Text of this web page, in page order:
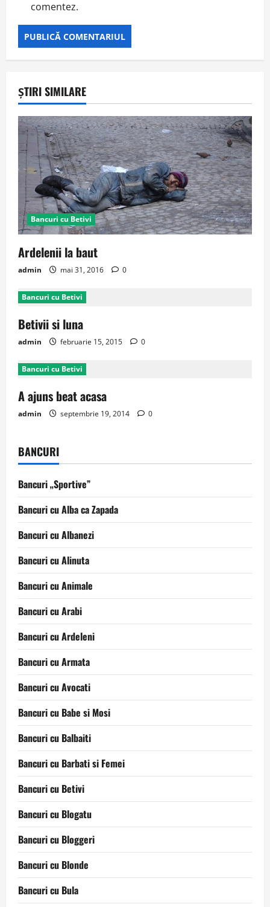
comentez.
ȘTIRI SIMILARE
Bancuri cu Betivi
Ardelenii la baut
admin mai 31, 2016 0
Bancuri cu Betivi
Betivii si luna
admin februarie 15, 2015 0
Bancuri cu Betivi
A ajuns beat acasa
admin septembrie 19, 2014 0
BANCURI
Bancuri „Sportive”
Bancuri cu Alba ca Zapada
Bancuri cu Albanezi
Bancuri cu Alinuta
Bancuri cu Animale
Bancuri cu Arabi
Bancuri cu Ardeleni
Bancuri cu Armata
Bancuri cu Avocati
Bancuri cu Babe si Mosi
Bancuri cu Balbaiti
Bancuri cu Barbati si Femei
Bancuri cu Betivi
Bancuri cu Blogatu
Bancuri cu Bloggeri
Bancuri cu Blonde
Bancuri cu Bula